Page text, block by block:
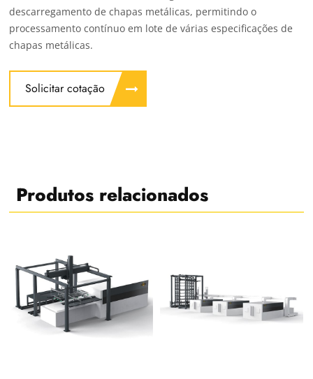
descarregamento de chapas metálicas, permitindo o
processamento contínuo em lote de várias especificações de
chapas metálicas.
Solicitar cotação
Produtos relacionados